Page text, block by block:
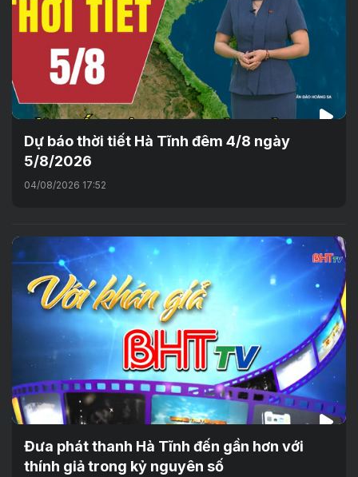
Dự báo thời tiết Hà Tĩnh đêm 4/8 ngày
5/8/2026
04/08/2026 17:52
Đưa phát thanh Hà Tĩnh đến gần hơn với
thính giả trong kỷ nguyên số